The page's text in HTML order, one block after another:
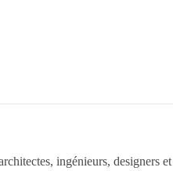
ingénieurs, designers